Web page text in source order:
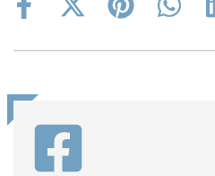
Share
Share
(Twitter)
Share
Share